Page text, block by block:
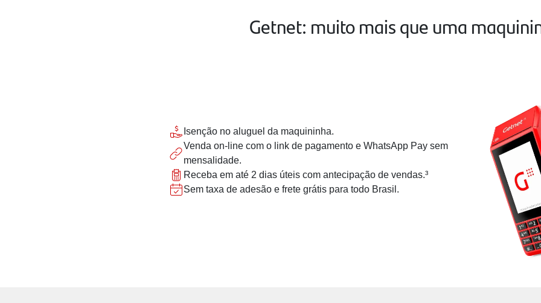
Getnet: muito mais que uma
Isenção no aluguel da maquininha.
Venda on-line com o link de pagamento e WhatsApp Pay sem
mensalidade.
Receba em até 2 dias úteis com antecipação de vendas.³
Sem taxa de adesão e frete grátis para todo Brasil.